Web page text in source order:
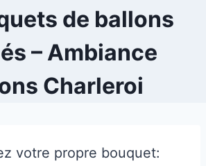
de ballons
– Ambiance
Charleroi
votre propre bouquet: